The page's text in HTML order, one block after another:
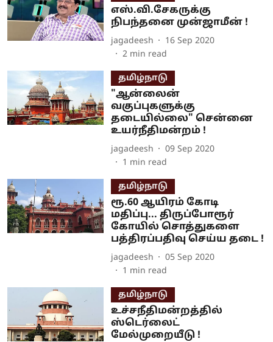
எஸ்.வி.சேகருக்கு
நிபந்தனை முன்ஜாமீன் !
jagadeesh
16 Sep 2020
2 min read
தமிழ்நாடு
"ஆன்லைன்
வகுப்புகளுக்கு
தடையில்லை" சென்னை
உயர்நீதிமன்றம் !
jagadeesh
09 Sep 2020
1 min read
தமிழ்நாடு
ரூ.60 ஆயிரம் கோடி
மதிப்பு... திருப்போரூர்
கோயில் சொத்துகளை
பத்திரப்பதிவு செய்ய தடை !
jagadeesh
05 Sep 2020
1 min read
தமிழ்நாடு
உச்சநீதிமன்றத்தில்
ஸ்டெர்லைட்
மேல்முறையீடு !